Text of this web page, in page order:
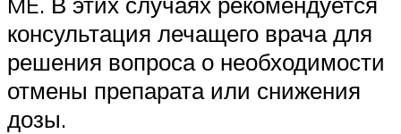
консультация лечащего врача для
решения вопроса о необходимости
отмены препарата или снижения
дозы.